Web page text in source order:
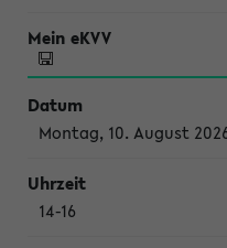
Montag, 10. August
14-16